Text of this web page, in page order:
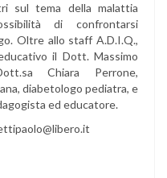
sul tema della malattia
di confrontarsi
Oltre allo staff A.D.I.Q.,
il Dott. Massimo
Chiara Perrone,
diabetologo pediatra, e
ed educatore.